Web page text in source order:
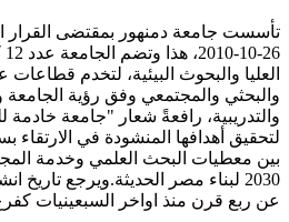
العليا والبحوث البيئية، لتخدم
والبحثي والمجتمعي وفق رؤية الجامعة
والتدريبية، رافعةً شعار "جامعة خادمة
لتحقيق أهدافها المنشودة في الارتقاء
بين معطيات البحث العلمي وخدمة
2030 لبناء مصر الحديثة.ويرجع تاريخ
عن ربع قرن منذ اواخر السبعينيات